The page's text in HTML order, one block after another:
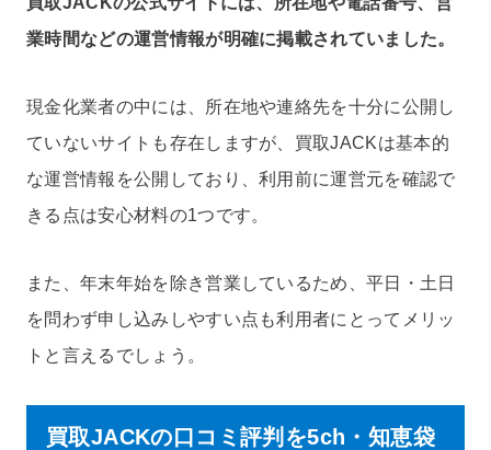
業時間などの運営情報が明確に掲載されていました。
現金化業者の中には、所在地や連絡先を十分に公開し
ていないサイトも存在しますが、買取JACKは基本的
な運営情報を公開しており、利用前に運営元を確認で
きる点は安心材料の1つです。
また、年末年始を除き営業しているため、平日・土日
を問わず申し込みしやすい点も利用者にとってメリッ
トと言えるでしょう。
買取JACKの口コミ評判を5ch・知恵袋